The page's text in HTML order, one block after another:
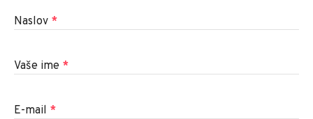
Naslov *
Vaše ime *
E-mail *